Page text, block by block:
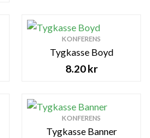
KONFERENS
Tygkasse Boyd
8.20kr
KONFERENS
Tygkasse Banner